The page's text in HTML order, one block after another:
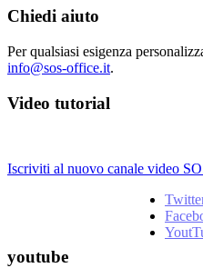
Chiedi aiuto
Per qualsiasi esigenza
info@sos-office.it.
Video tutorial
Iscriviti al nuovo canale video
youtube